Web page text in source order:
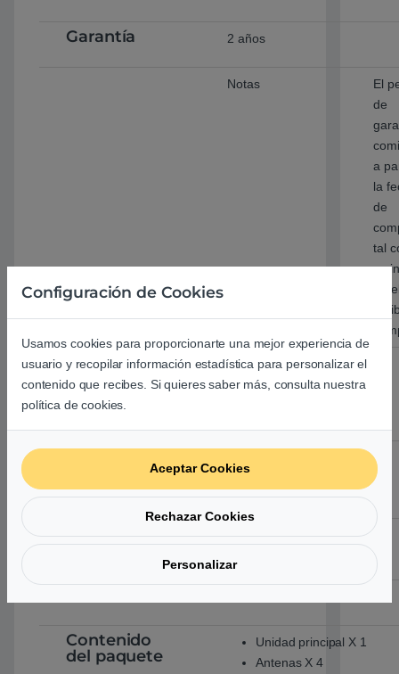
Garantía 2 años
Notas
El
de
a
la
de
tal
se
en
Voltaje de
alimentación
de entrada
CA
De 100 V a 240 V CA
Frecuencia
alimentación
Consumo de
energía*
10.80 W (Acceso)
Contenido
del paquete
Unidad principal X 1
Antenas X 4
Configuración de Cookies
Usamos cookies para proporcionarte una mejor experiencia de
usuario y recopilar información estadística para personalizar el
contenido que recibes. Si quieres saber más, consulta nuestra
política de cookies.
Aceptar Cookies
Rechazar Cookies
Personalizar